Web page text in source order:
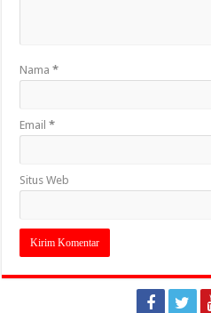
Nama*
Email*
Situs Web